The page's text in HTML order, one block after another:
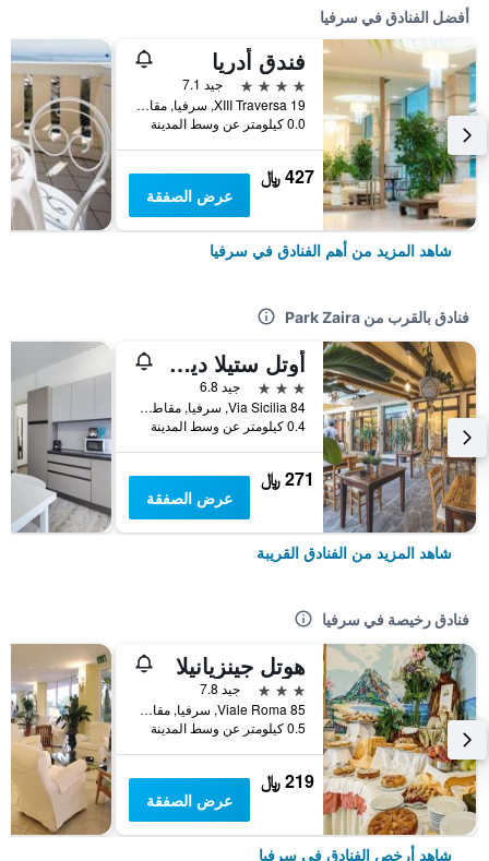
أفضل الفنادق في سرفيا
فندق أدريا
4 نجوم
جيد 7.1
XIII Traversa 19, سرفيا, مقاطعة رافينا, إيطاليا
0.0 كيلومتر عن وسط المدينة
427 ﷼
عرض الصفقة
شاهد المزيد من أهم الفنادق في سرفيا
فنادق بالقرب من Park Zaira
أوتل ستيلا ديل ماري
3 نجوم
جيد 6.8
Via Sicilia 84, سرفيا, مقاطعة رافينا, إيطاليا
0.4 كيلومتر عن وسط المدينة
271 ﷼
عرض الصفقة
شاهد المزيد من الفنادق القريبة
فنادق رخيصة في سرفيا
هوتل جينزيانيلا
3 نجوم
جيد 7.8
Viale Roma 85, سرفيا, مقاطعة رافينا, إيطاليا
0.5 كيلومتر عن وسط المدينة
219 ﷼
عرض الصفقة
شاهد أرخص الفنادق في سرفيا